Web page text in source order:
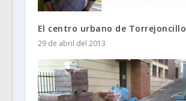
El centro urbano de Torrejoncillo
29 de abril del 2013